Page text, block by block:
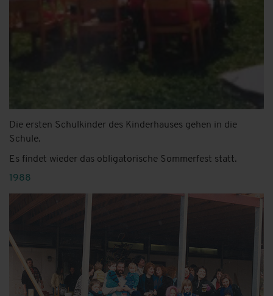
Die ersten Schulkinder des Kinderhauses gehen in die
Schule.
Es findet wieder das obligatorische Sommerfest statt.
1988